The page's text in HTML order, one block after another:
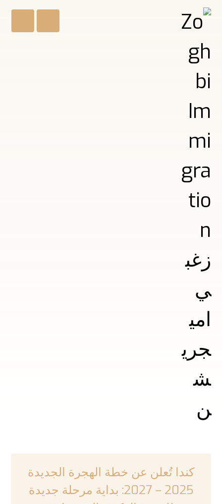
كندا تُعلن عن خطة الهجرة الجديدة
2025 – 2027: بداية مرحلة جديدة